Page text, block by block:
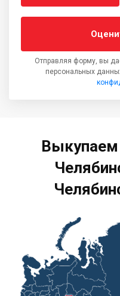
Отправляя форму, вы
персональных
Выкупаем